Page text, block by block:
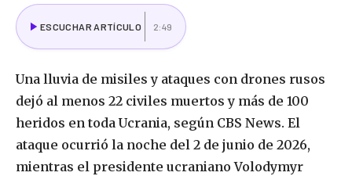
ESCUCHAR ARTÍCULO 2:49
Una lluvia de misiles y ataques con drones rusos
dejó al menos 22 civiles muertos y más de 100
heridos en toda Ucrania, según CBS News. El
ataque ocurrió la noche del 2 de junio de 2026,
mientras el presidente ucraniano Volodymyr